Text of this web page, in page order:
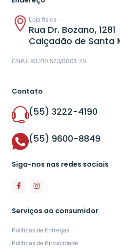
Loja física :
Rua Dr. Bozano, 1281
Calçadão de Santa
CNPJ: 93.210.573/0001-20
Contato
(55) 3222-4190
(55) 9600-8849
Siga-nos nas redes sociais
Serviços ao consumidor
Políticas de Entregas
Políticas de Privacidade